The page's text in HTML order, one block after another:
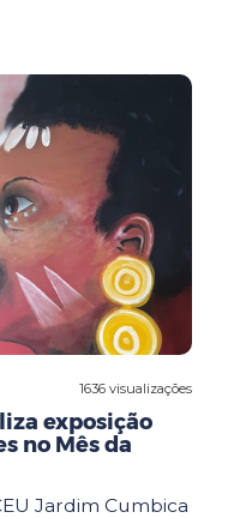
1636 visualizações
exposição
no Mês da
Jardim Cumbica